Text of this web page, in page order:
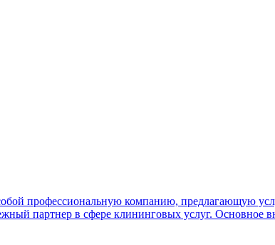
профессиональную компанию, предлагающую
партнер в сфере клининговых услуг. Основное